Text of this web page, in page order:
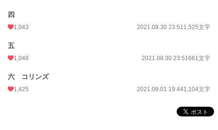
週間ポイント
月間ポイント
年間ポイント
累計ポイント 597,739 pt (9,057 位)
四
1,043 2021.08.30 23:511,525文字
五
1,048 2021.08.30 23:51661文字
六 コリンズ
1,425 2021.09.01 19:441,104文字